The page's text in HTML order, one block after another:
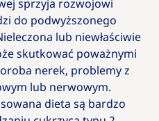
sprzyja rozwojowi
do podwyższonego
lub niewłaściwie
skutkować poważnymi
nerek, problemy z
lub nerwowym.
dieta są bardzo